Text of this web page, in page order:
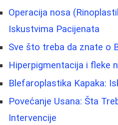
Operacija nosa
Iskustvima Pacijenata
Sve što treba da znate o
Hiperpigmentacija i fleke
Blefaroplastika Kapaka:
Povećanje Usana: Šta
Intervencije